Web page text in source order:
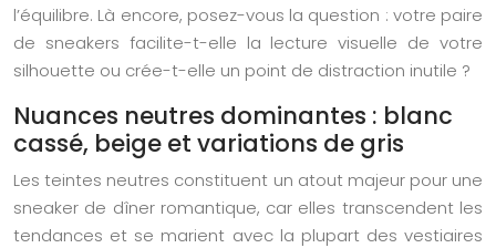
l’équilibre. Là encore, posez-vous la question : votre paire
de sneakers facilite-t-elle la lecture visuelle de votre
silhouette ou crée-t-elle un point de distraction inutile ?
Nuances neutres dominantes : blanc
cassé, beige et variations de gris
Les teintes neutres constituent un atout majeur pour une
sneaker de dîner romantique, car elles transcendent les
tendances et se marient avec la plupart des vestiaires